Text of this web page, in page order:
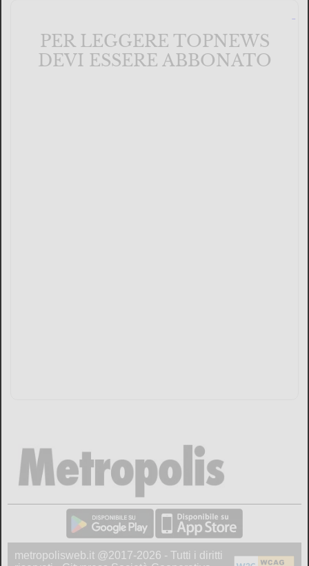
PER LEGGERE TOPNEWS
DEVI ESSERE ABBONATO
metropolisweb.it @2017-2026 - Tutti i diritti